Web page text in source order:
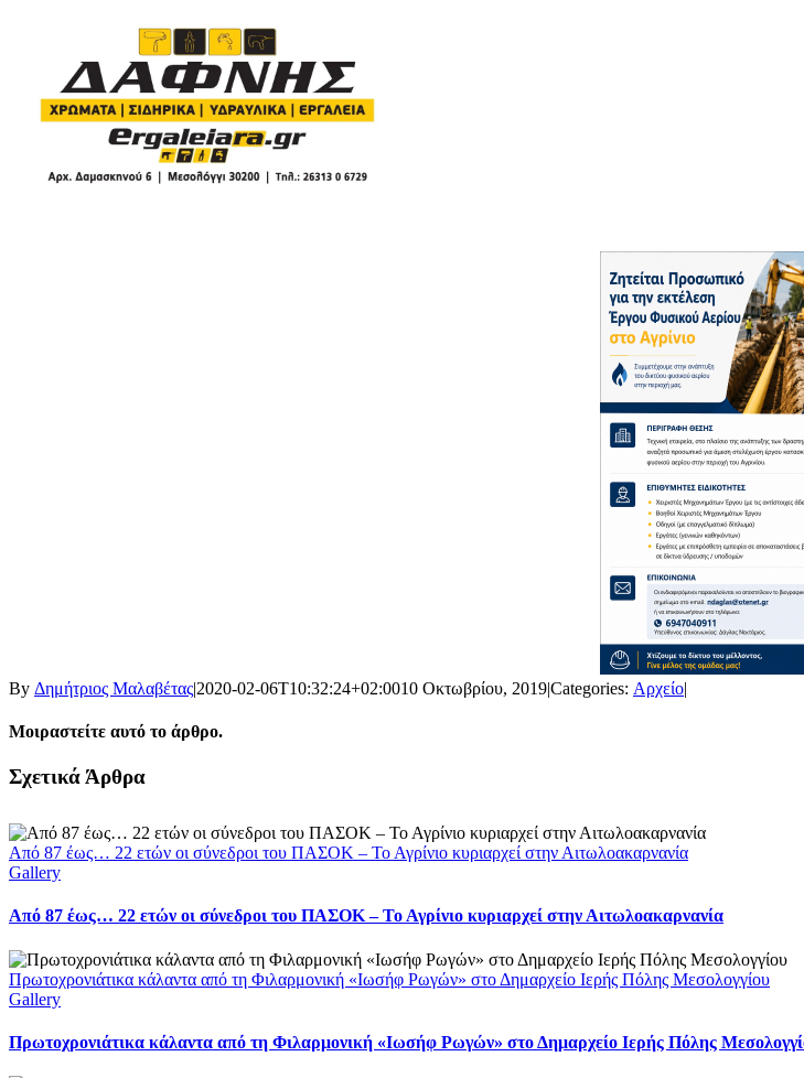
By Δημήτριος Μαλαβέτας|2020-02-06T10:32:24+02:0010 Οκτωβρίου, 2019|Categories: Αρχείο|
Μοιραστείτε αυτό το άρθρο.
Facebook
X
LinkedIn
WhatsApp
Email
Σχετικά Άρθρα
Από 87 έως… 22 ετών οι σύνεδροι του ΠΑΣΟΚ – Το Αγρίνιο κυριαρχεί στην Αιτωλοακαρνανία
Gallery
Από 87 έως… 22 ετών οι σύνεδροι του ΠΑΣΟΚ – Το Αγρίνιο κυριαρχεί στην Αιτωλοακαρνανία
Πρωτοχρονιάτικα κάλαντα από τη Φιλαρμονική «Ιωσήφ Ρωγών» στο Δημαρχείο Ιερής Πόλης Μεσολογγίου
Gallery
Πρωτοχρονιάτικα κάλαντα από τη Φιλαρμονική «Ιωσήφ Ρωγών» στο Δημαρχείο Ιερής Πόλης